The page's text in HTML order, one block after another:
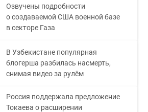
Озвучены подробности
о создаваемой США военной базе
в секторе Газа
В Узбекистане популярная
блогерша разбилась насмерть,
снимая видео за рулём
Россия поддержала предложение
Токаева о расширении